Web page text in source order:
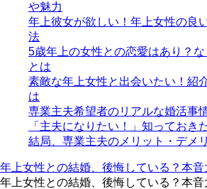
や魅力
年上彼女が欲しい！年上女性の良
法
5歳年上の女性との恋愛はあり？
とは
素敵な年上女性と出会いたい！紹
は
専業主夫希望者のリアルな婚活事
「主夫になりたい！」知っておき
結局、専業主夫のメリット・デメ
年上女性との結婚、後悔している？本音
年上女性との結婚、後悔している？本音